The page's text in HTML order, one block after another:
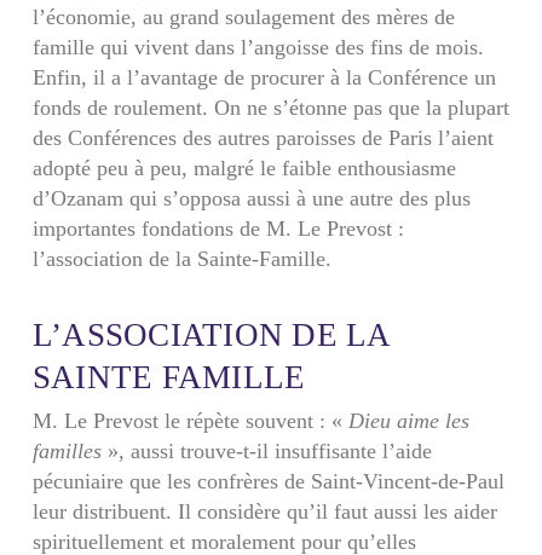
l’économie, au grand soulagement des mères de
famille qui vivent dans l’angoisse des fins de mois.
Enfin, il a l’avantage de procurer à la Conférence un
fonds de roulement. On ne s’étonne pas que la plupart
des Conférences des autres paroisses de Paris l’aient
adopté peu à peu, malgré le faible enthousiasme
d’Ozanam qui s’opposa aussi à une autre des plus
importantes fondations de M. Le Prevost :
l’association de la Sainte-Famille.
L’ASSOCIATION DE LA
SAINTE FAMILLE
M. Le Prevost le répète souvent : « Dieu aime les
familles», aussi trouve-t-il insuffisante l’aide
pécuniaire que les confrères de Saint-Vincent-de-Paul
leur distribuent. Il considère qu’il faut aussi les aider
spirituellement et moralement pour qu’elles